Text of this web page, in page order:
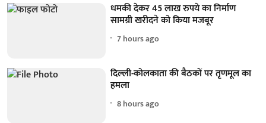
धमकी देकर 45 लाख रुपये का निर्माण
सामग्री खरीदने को किया मजबूर
7 hours ago
दिल्ली-कोलकाता की बैठकों पर तृणमूल का
हमला
8 hours ago